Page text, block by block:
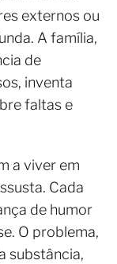
externos ou
A família,
de
inventa
faltas e
a viver em
Cada
de humor
O problema,
substância,